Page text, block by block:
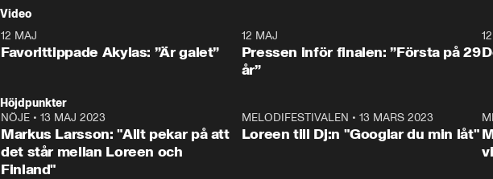
Video
12 MAJ
Favorittippade Akylas: ”Är galet”
0:59
12 MAJ
Pressen inför finalen: ”Första på 29
år”
Höjdpunkter
NÖJE • 13 MAJ 2023
Markus Larsson: "Allt pekar på att
det står mellan Loreen och
Finland"
MELODIFESTIVALEN • 13 MARS 2023
Loreen till Dj:n "Googlar du min låt"